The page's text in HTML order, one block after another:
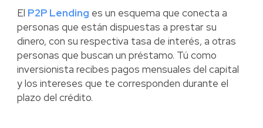
El P2P Lending es un esquema que conecta a
personas que están dispuestas a prestar su
dinero, con su respectiva tasa de interés, a otras
personas que buscan un préstamo. Tú como
inversionista recibes pagos mensuales del capital
y los intereses que te corresponden durante el
plazo del crédito.